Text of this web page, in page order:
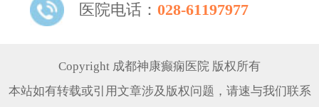
医院电话： 028-61197977
Copyright 成都神康癫痫医院 版权所有
本站如有转载或引用文章涉及版权问题，请速与我们联系